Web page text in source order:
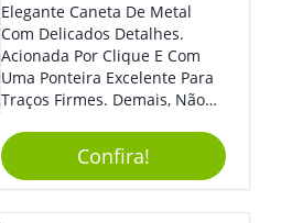
Elegante Caneta De Metal
Com Delicados Detalhes.
Acionada Por Clique E Com
Uma Ponteira Excelente Para
Traços Firmes. Demais, Não
Confira!